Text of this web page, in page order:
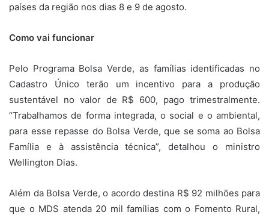
países da região nos dias 8 e 9 de agosto.
Como vai funcionar
Pelo Programa Bolsa Verde, as famílias identificadas no
Cadastro Único terão um incentivo para a produção
sustentável no valor de R$ 600, pago trimestralmente.
“Trabalhamos de forma integrada, o social e o ambiental,
para esse repasse do Bolsa Verde, que se soma ao Bolsa
Família e à assistência técnica”, detalhou o ministro
Wellington Dias.
Além da Bolsa Verde, o acordo destina R$ 92 milhões para
que o MDS atenda 20 mil famílias com o Fomento Rural,